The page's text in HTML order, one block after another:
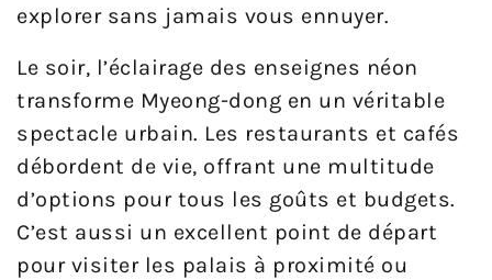
explorer sans jamais vous ennuyer.
Le soir, l’éclairage des enseignes néon
transforme Myeong-dong en un véritable
spectacle urbain. Les restaurants et cafés
débordent de vie, offrant une multitude
d’options pour tous les goûts et budgets.
C’est aussi un excellent point de départ
pour visiter les palais à proximité ou